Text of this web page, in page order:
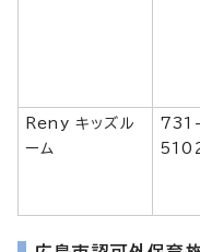
Reny キッズル
ーム
731-